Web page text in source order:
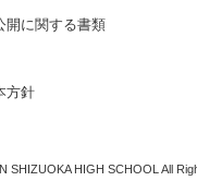
開に関する書類
方針
SHIZUOKA HIGH SCHOOL All